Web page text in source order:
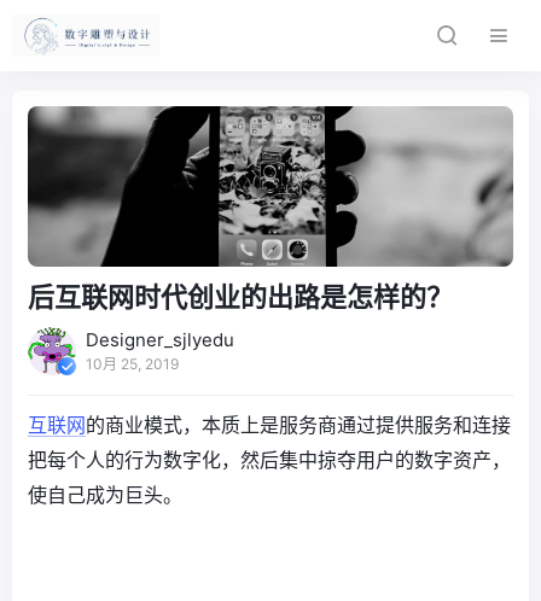
后互联网时代创业的出路是怎样的？
Designer_sjlyedu
10月 25, 2019
互联网的商业模式，本质上是服务商通过提供服务和连接
把每个人的行为数字化，然后集中掠夺用户的数字资产，
使自己成为巨头。